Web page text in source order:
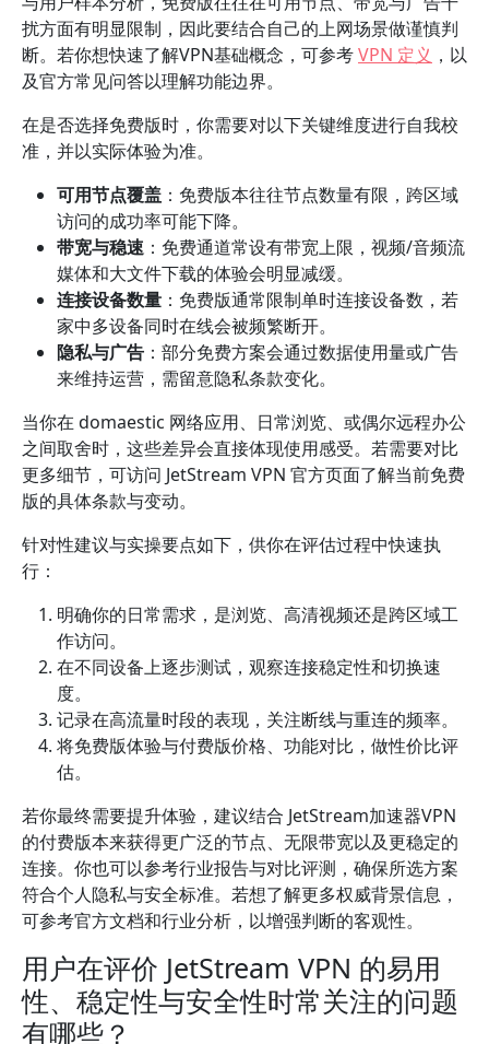
扰方面有明显限制，因此要结合自己的上网场景做谨慎判
断。若你想快速了解VPN基础概念，可参考VPN 定义 ，以
及官方常见问答以理解功能边界。
在是否选择免费版时，你需要对以下关键维度进行自我校
准，并以实际体验为准。
可用节点覆盖 ：免费版本往往节点数量有限，跨区域
访问的成功率可能下降。
带宽与稳速 ：免费通道常设有带宽上限，视频/音频流
媒体和大文件下载的体验会明显减缓。
连接设备数量 ：免费版通常限制单时连接设备数，若
家中多设备同时在线会被频繁断开。
隐私与广告 ：部分免费方案会通过数据使用量或广告
来维持运营，需留意隐私条款变化。
当你在 domaestic 网络应用、日常浏览、或偶尔远程办公
之间取舍时，这些差异会直接体现使用感受。若需要对比
更多细节，可访问 JetStream VPN 官方页面了解当前免费
版的具体条款与变动。
针对性建议与实操要点如下，供你在评估过程中快速执
行：
明确你的日常需求，是浏览、高清视频还是跨区域工
作访问。
在不同设备上逐步测试，观察连接稳定性和切换速
度。
记录在高流量时段的表现，关注断线与重连的频率。
将免费版体验与付费版价格、功能对比，做性价比评
估。
若你最终需要提升体验，建议结合 JetStream加速器VPN
的付费版本来获得更广泛的节点、无限带宽以及更稳定的
连接。你也可以参考行业报告与对比评测，确保所选方案
符合个人隐私与安全标准。若想了解更多权威背景信息，
可参考官方文档和行业分析，以增强判断的客观性。
用户在评价 JetStream VPN 的易用
性、稳定性与安全性时常关注的问题
有哪些？